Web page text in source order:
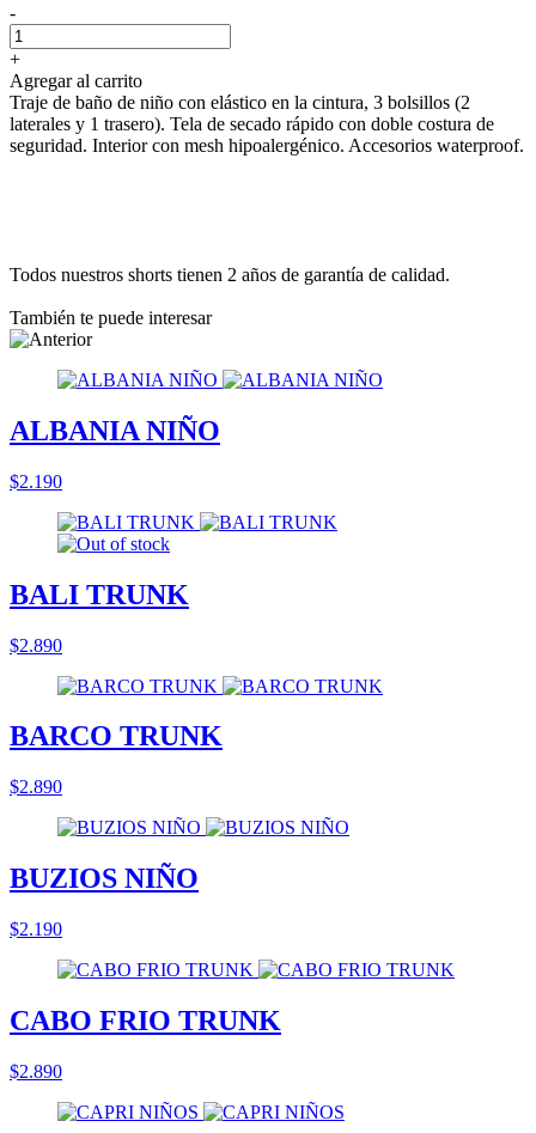
-
+
Agregar al carrito
Traje de baño de niño con elástico en la cintura, 3 bolsillos (2
laterales y 1 trasero). Tela de secado rápido con doble costura de
seguridad. Interior con mesh hipoalergénico. Accesorios waterproof.
Todos nuestros shorts tienen 2 años de garantía de calidad.
También te puede interesar
ALBANIA NIÑO
$2.190
BALI TRUNK
$2.890
BARCO TRUNK
$2.890
BUZIOS NIÑO
$2.190
CABO FRIO TRUNK
$2.890